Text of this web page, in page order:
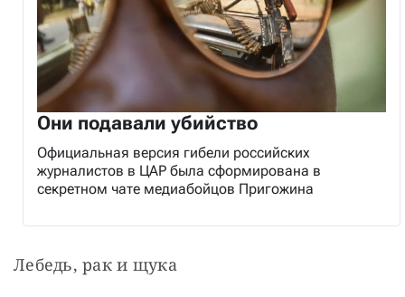
Они подавали убийство
Официальная версия гибели российских
журналистов в ЦАР была сформирована в
секретном чате медиабойцов Пригожина
Лебедь, рак и щука